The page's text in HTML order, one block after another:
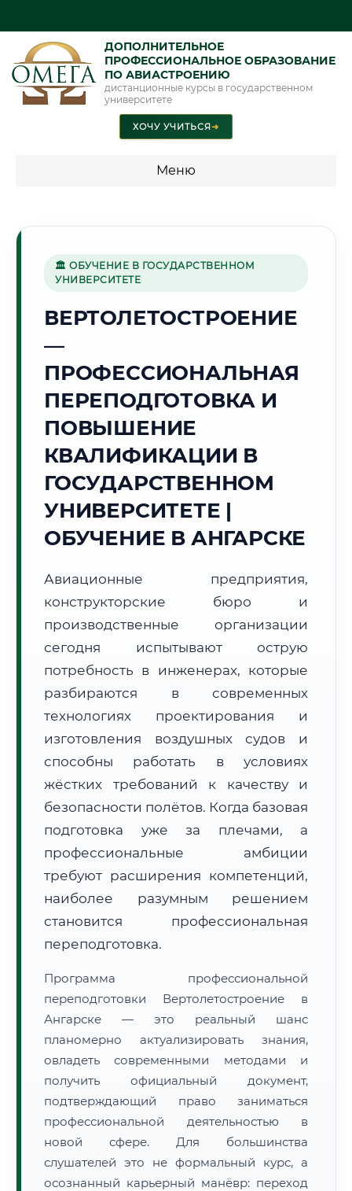
ДОПОЛНИТЕЛЬНОЕ
ПРОФЕССИОНАЛЬНОЕ ОБРАЗОВАНИЕ
ПО АВИАСТРОЕНИЮ
дистанционные курсы в государственном
университете
ХОЧУ УЧИТЬСЯ➜
Меню
🏭
07:02:19
Воскресенье, 9 Августа
2026 г.
Погода в г. Ангарск:☁️ +18°C, Пасмурно
🌅 Восход: 05:36 🌇 Закат: 20:43
📍 Региональная справка г. Ангарск
Почтовые индексы:
Часовой пояс:
МСК+5 (UTC+8)
Формат учебы:
Дистанционно
🗺️ Зона обслуживания: г. Ангарск
• Маршрут транзита: ~1 399 км
• Экспресс-доставка СДЭК / Почтой:
2–3 рабочих дня
📜 Документы и аккредитация ФИС ФРДО
🔍Нажмите на документ для увеличения и просмотра
🏛 ОБУЧЕНИЕ В ГОСУДАРСТВЕННОМ
УНИВЕРСИТЕТЕ
ВЕРТОЛЕТОСТРОЕНИЕ
—
ПРОФЕССИОНАЛЬНАЯ
ПЕРЕПОДГОТОВКА И
ПОВЫШЕНИЕ
КВАЛИФИКАЦИИ В
ГОСУДАРСТВЕННОМ
УНИВЕРСИТЕТЕ |
ОБУЧЕНИЕ В АНГАРСКЕ
Авиационные предприятия,
конструкторские бюро и
производственные организации
сегодня испытывают острую
потребность в инженерах, которые
разбираются в современных
технологиях проектирования и
изготовления воздушных судов и
способны работать в условиях
жёстких требований к качеству и
безопасности полётов. Когда базовая
подготовка уже за плечами, а
профессиональные амбиции
требуют расширения компетенций,
наиболее разумным решением
становится профессиональная
переподготовка.
Программа профессиональной
переподготовки Вертолетостроение в
Ангарске — это реальный шанс
планомерно актуализировать знания,
овладеть современными методами и
получить официальный документ,
подтверждающий право заниматься
профессиональной деятельностью в
новой сфере. Для большинства
слушателей это не формальный курс, а
осознанный карьерный манёвр: переход